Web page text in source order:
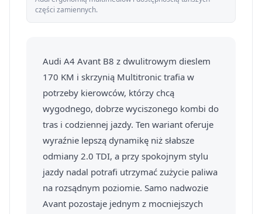
części zamiennych.
Audi A4 Avant B8 z dwulitrowym dieslem
170 KM i skrzynią Multitronic trafia w
potrzeby kierowców, którzy chcą
wygodnego, dobrze wyciszonego kombi do
tras i codziennej jazdy. Ten wariant oferuje
wyraźnie lepszą dynamikę niż słabsze
odmiany 2.0 TDI, a przy spokojnym stylu
jazdy nadal potrafi utrzymać zużycie paliwa
na rozsądnym poziomie. Samo nadwozie
Avant pozostaje jednym z mocniejszych